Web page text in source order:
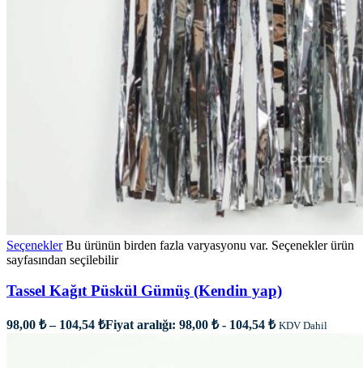
SeçeneklerBu ürünün birden fazla varyasyonu var. Seçenekler ürün
sayfasından seçilebilir
Tassel Kağıt Püskül Gümüş (Kendin yap)
98,00 ₺ – 104,54 ₺Fiyat aralığı: 98,00 ₺ - 104,54 ₺ KDV Dahil